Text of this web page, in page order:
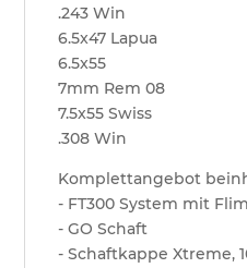
.243 Win
6.5x47 Lapua
6.5x55
7mm Rem 08
7.5x55 Swiss
.308 Win
Komplettangebot
- FT300 System mit
- GO Schaft
- Schaftkappe Xtreme,